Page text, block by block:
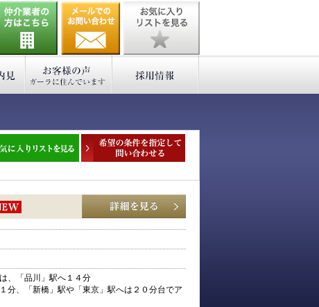
、「品川」駅へ１４分
分、「新橋」駅や「東京」駅へは２０分台でア